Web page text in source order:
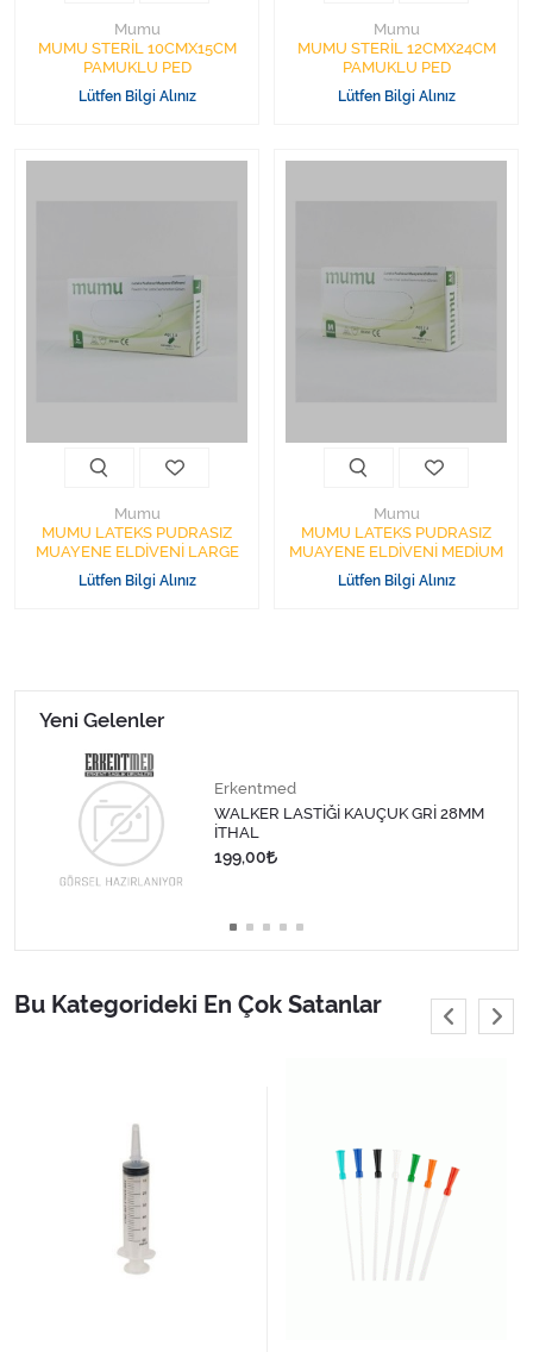
Mumu
MUMU STERİL 10CMX15CM
PAMUKLU PED
Lütfen Bilgi Alınız
Mumu
MUMU STERİL 12CMX24CM
PAMUKLU PED
Lütfen Bilgi Alınız
Mumu
MUMU LATEKS PUDRASIZ
MUAYENE ELDİVENİ LARGE
Lütfen Bilgi Alınız
Mumu
MUMU LATEKS PUDRASIZ
MUAYENE ELDİVENİ MEDİUM
Lütfen Bilgi Alınız
Yeni Gelenler
Erkentmed
WALKER LASTİĞİ KAUÇUK GRİ 28MM
İTHAL
199,00
Bu Kategorideki En Çok Satanlar